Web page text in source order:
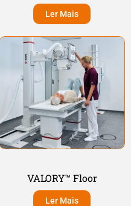
Ler Mais
VALORY™ Floor
Ler Mais